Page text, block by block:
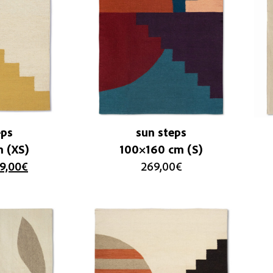
(XS)
€
sun steps
100×160 cm (S)
269,00€